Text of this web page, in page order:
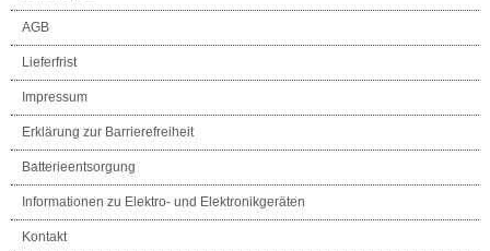
AGB
Lieferfrist
Impressum
Erklärung zur Barrierefreiheit
Batterieentsorgung
Informationen zu Elektro- und Elektronikgeräten
Kontakt